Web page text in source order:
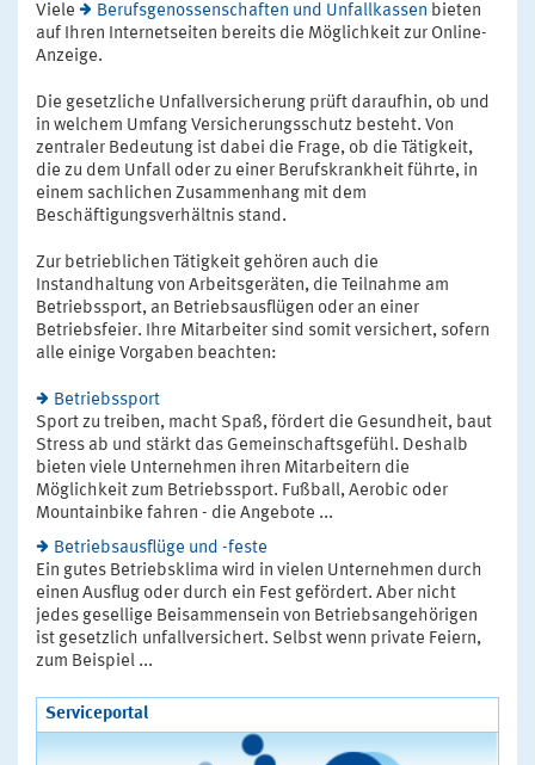
Viele
Berufsgenossenschaften und Unfallkassen bieten
auf Ihren Internetseiten bereits die Möglichkeit zur Online-
Anzeige.
Die gesetzliche Unfallversicherung prüft daraufhin, ob und
in welchem Umfang Versicherungsschutz besteht. Von
zentraler Bedeutung ist dabei die Frage, ob die Tätigkeit,
die zu dem Unfall oder zu einer Berufskrankheit führte, in
einem sachlichen Zusammenhang mit dem
Beschäftigungsverhältnis stand.
Zur betrieblichen Tätigkeit gehören auch die
Instandhaltung von Arbeitsgeräten, die Teilnahme am
Betriebssport, an Betriebsausflügen oder an einer
Betriebsfeier. Ihre Mitarbeiter sind somit versichert, sofern
alle einige Vorgaben beachten:
Betriebssport
Sport zu treiben, macht Spaß, fördert die Gesundheit, baut
Stress ab und stärkt das Gemeinschaftsgefühl. Deshalb
bieten viele Unternehmen ihren Mitarbeitern die
Möglichkeit zum Betriebssport. Fußball, Aerobic oder
Mountainbike fahren - die Angebote ...
Betriebsausflüge und -feste
Ein gutes Betriebsklima wird in vielen Unternehmen durch
einen Ausflug oder durch ein Fest gefördert. Aber nicht
jedes gesellige Beisammensein von Betriebsangehörigen
ist gesetzlich unfallversichert. Selbst wenn private Feiern,
zum Beispiel ...
Serviceportal